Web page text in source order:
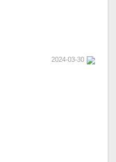
2024-03-30